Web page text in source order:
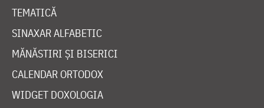
TEMATICĂ
SINAXAR ALFABETIC
MĂNĂSTIRI ȘI BISERICI
CALENDAR ORTODOX
WIDGET DOXOLOGIA